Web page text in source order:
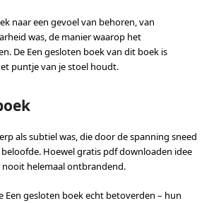
naar een gevoel van behoren, van
was, de manier waarop het
De Een gesloten boek van dit boek is
puntje van je stoel houdt.
als subtiel was, die door de spanning sneed
Hoewel gratis pdf downloaden idee
nooit helemaal ontbrandend.
gesloten boek echt betoverden – hun